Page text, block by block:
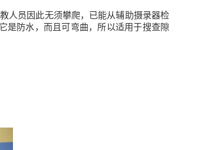
人员因此无须攀爬，已能从辅助摄录器检
是防水，而且可弯曲，所以适用于搜查隙